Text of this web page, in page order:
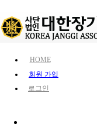
HOME
회원 가입
로그인